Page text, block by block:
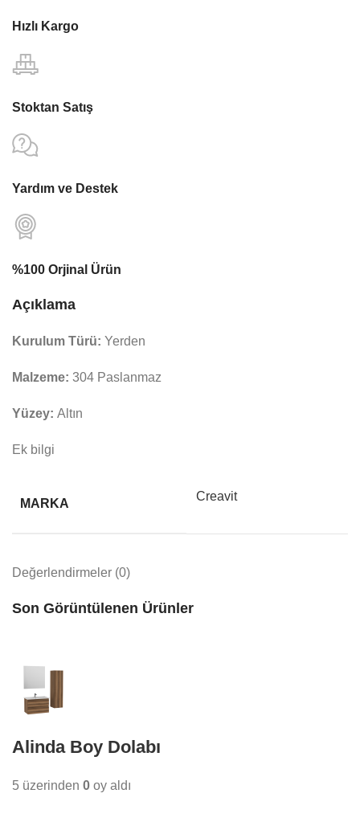
Hızlı Kargo
Stoktan Satış
Yardım ve Destek
%100 Orjinal Ürün
Açıklama
Kurulum Türü: Yerden
Malzeme: 304 Paslanmaz
Yüzey: Altın
Ek bilgi
MARKA
Creavit
Değerlendirmeler (0)
Son Görüntülenen Ürünler
Alinda Boy Dolabı
5 üzerinden 0 oy aldı